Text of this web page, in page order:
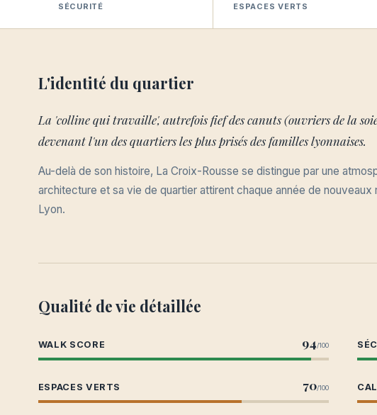
SÉCURITÉ ESPACES VERTS
L'identité du quartier
La 'colline qui travaille', autrefois fief des canuts (ouvriers de la
devenant l'un des quartiers les plus prisés des familles lyonnaises.
Au-delà de son histoire, La Croix-Rousse se distingue par une
architecture et sa vie de quartier attirent chaque année de
Lyon.
Qualité de vie détaillée
WALK SCORE 94/100
ESPACES VERTS 70/100